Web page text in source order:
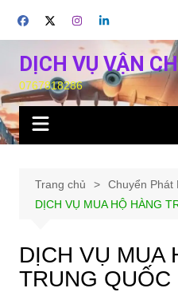
đến
dung
DỊCH VỤ VẬN
0767818286
Trang chủ
Chuyển Phát
DỊCH VỤ MUA HỘ HÀNG
DỊCH VỤ MUA
TRUNG QUỐC